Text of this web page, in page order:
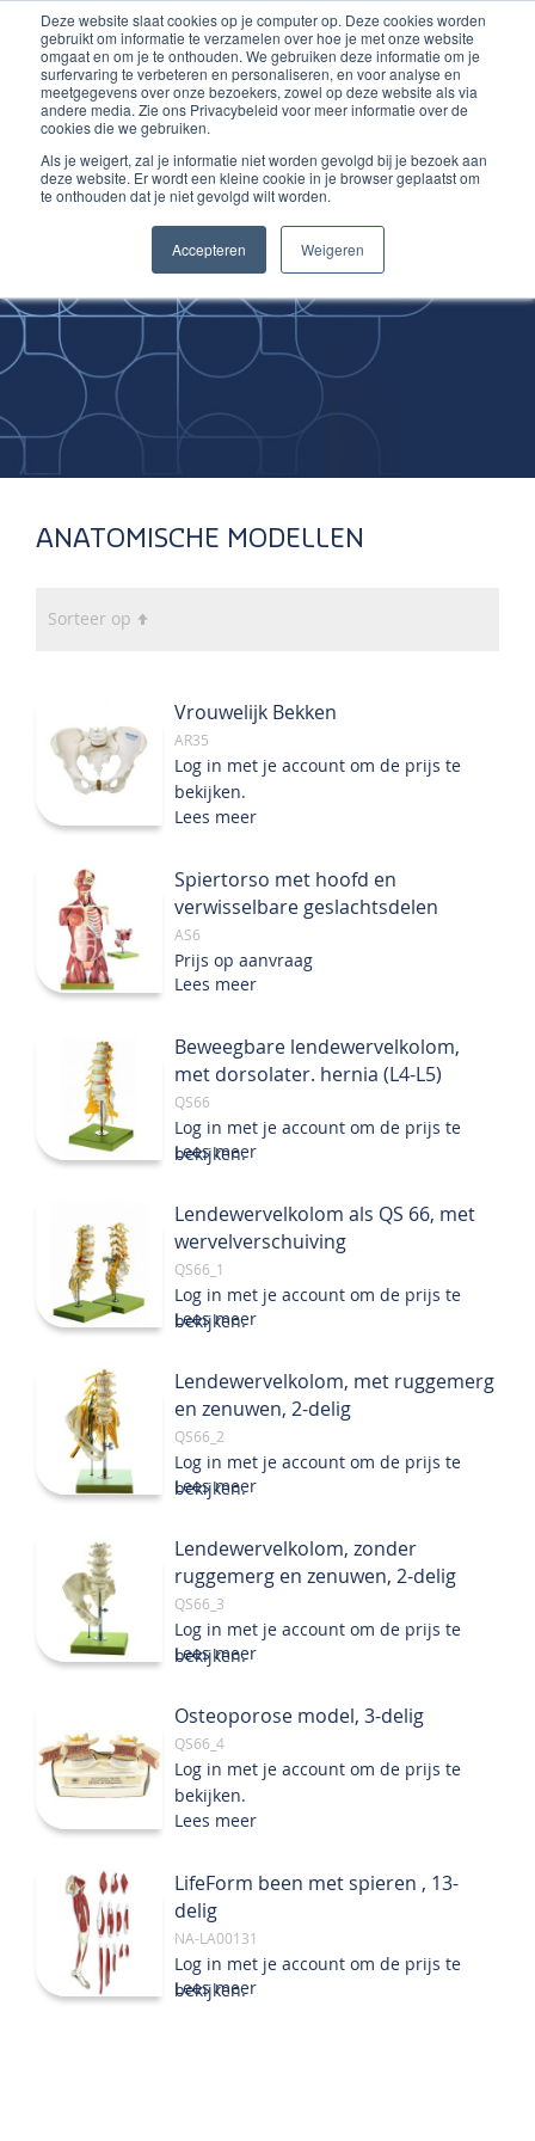
Deze website slaat cookies op je computer op. Deze cookies worden
gebruikt om informatie te verzamelen over hoe je met onze website
omgaat en om je te onthouden. We gebruiken deze informatie om je
surfervaring te verbeteren en personaliseren, en voor analyse en
meetgegevens over onze bezoekers, zowel op deze website als via
andere media. Zie ons Privacybeleid voor meer informatie over de
cookies die we gebruiken.
Als je weigert, zal je informatie niet worden gevolgd bij je bezoek aan
deze website. Er wordt een kleine cookie in je browser geplaatst om
te onthouden dat je niet gevolgd wilt worden.
Accepteren Weigeren
Inloggen account
Ga
naar
de
inhoud
Improving
Medical Skills
ANATOMISCHE MODELLEN
Sorteer op
sorteren
Vrouwelijk Bekken
AR35
Log in met je account om de prijs te
bekijken.
Lees meer
Spiertorso met hoofd en
verwisselbare geslachtsdelen
AS6
Prijs op aanvraag
Lees meer
Beweegbare lendewervelkolom,
met dorsolater. hernia (L4-L5)
QS66
Log in met je account om de prijs te
bekijken.
Lees meer
Lendewervelkolom als QS 66, met
wervelverschuiving
QS66_1
Log in met je account om de prijs te
bekijken.
Lees meer
Lendewervelkolom, met ruggemerg
en zenuwen, 2-delig
QS66_2
Log in met je account om de prijs te
bekijken.
Lees meer
Lendewervelkolom, zonder
ruggemerg en zenuwen, 2-delig
QS66_3
Log in met je account om de prijs te
bekijken.
Lees meer
Osteoporose model, 3-delig
QS66_4
Log in met je account om de prijs te
bekijken.
Lees meer
LifeForm been met spieren , 13-
delig
NA-LA00131
Log in met je account om de prijs te
bekijken.
Lees meer